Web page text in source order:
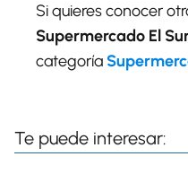
Si quieres conocer
Supermercado El
categoría
Te puede interesar: